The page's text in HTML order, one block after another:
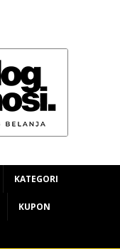
KATEGORI
KUPON